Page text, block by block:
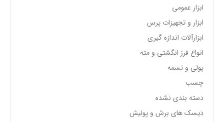
ابزار عمومی
ابزار و تجهیزات پرس
ابزارآلات اندازه گیری
انواع فرز انگشتی و مته
پولی و تسمه
چسب
دسته بندی نشده
دیسک های برش و پولیش